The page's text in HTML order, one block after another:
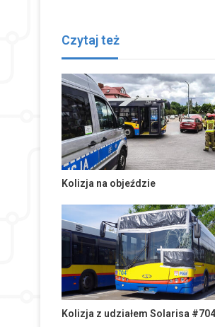
Czytaj też
Kolizja na objeździe
Kolizja z udziałem Solarisa #704